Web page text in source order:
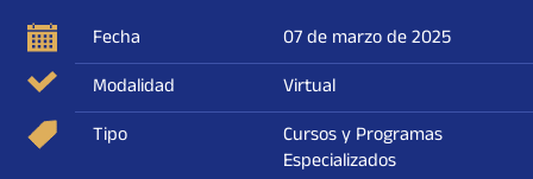
Fecha
07 de marzo de 2025
Modalidad
Virtual
Tipo
Cursos y Programas
Especializados